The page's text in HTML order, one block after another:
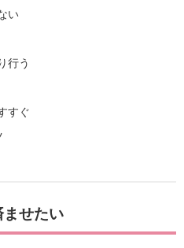
い
行う
すぐ
せたい